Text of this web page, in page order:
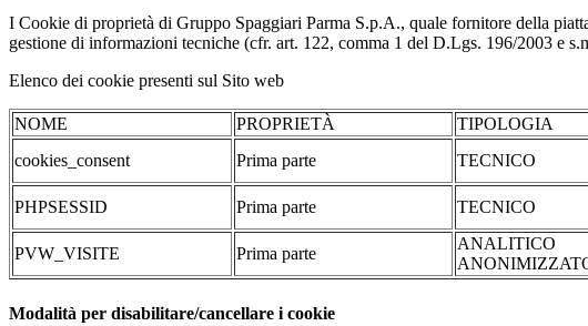
I Cookie di proprietà di Gruppo Spaggiari Parma S.p.A., quale fornitore della
gestione di informazioni tecniche (cfr. art. 122, comma 1 del D.Lgs. 196/2003 e
Elenco dei cookie presenti sul Sito web
NOME PROPRIETÀ TIPOLOGIA
cookies_consent
Prima parte TECNICO
PHPSESSID Prima parte TECNICO
PVW_VISITE Prima parte
ANALITICO
Modalità per disabilitare/cancellare i cookie